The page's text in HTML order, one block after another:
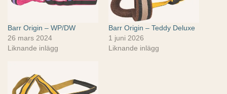
Barr Origin – WP/DW
26 mars 2024
Liknande inlägg
Barr Origin – Teddy Deluxe
1 juni 2026
Liknande inlägg